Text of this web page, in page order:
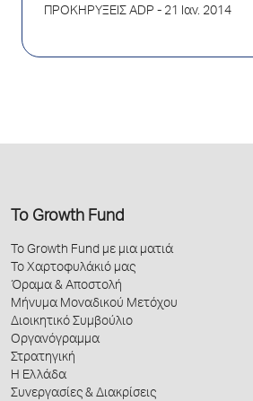
ΠΡΟΚΗΡΥΞΕΙΣ ADP - 21 Ιαν. 2014
Το Growth Fund
Το Growth Fund με μια ματιά
Το Χαρτοφυλάκιό μας
Όραμα & Αποστολή
Μήνυμα Μοναδικού Μετόχου
Διοικητικό Συμβούλιο
Οργανόγραμμα
Στρατηγική
Η Ελλάδα
Συνεργασίες & Διακρίσεις